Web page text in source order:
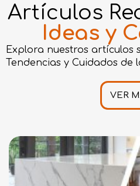
Artículos
Ideas y
Explora nuestros artículos
Tendencias y Cuidados de
VER